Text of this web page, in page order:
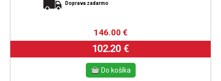
Doprava zadarmo
146.00 €
102.20 €